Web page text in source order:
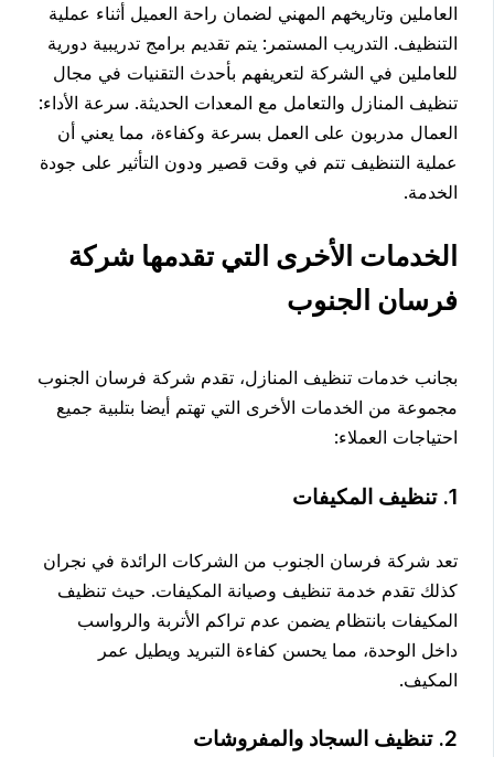
العاملين وتاريخهم المهني لضمان راحة العميل أثناء عملية
التنظيف. التدريب المستمر: يتم تقديم برامج تدريبية دورية
للعاملين في الشركة لتعريفهم بأحدث التقنيات في مجال
تنظيف المنازل والتعامل مع المعدات الحديثة. سرعة الأداء:
العمال مدربون على العمل بسرعة وكفاءة، مما يعني أن
عملية التنظيف تتم في وقت قصير ودون التأثير على جودة
الخدمة.
الخدمات الأخرى التي تقدمها شركة
فرسان الجنوب
بجانب خدمات تنظيف المنازل، تقدم شركة فرسان الجنوب
مجموعة من الخدمات الأخرى التي تهتم أيضا بتلبية جميع
احتياجات العملاء:
تعد شركة فرسان الجنوب من الشركات الرائدة في نجران
كذلك تقدم خدمة تنظيف وصيانة المكيفات. حيث تنظيف
المكيفات بانتظام يضمن عدم تراكم الأتربة والرواسب
داخل الوحدة، مما يحسن كفاءة التبريد ويطيل عمر
المكيف.